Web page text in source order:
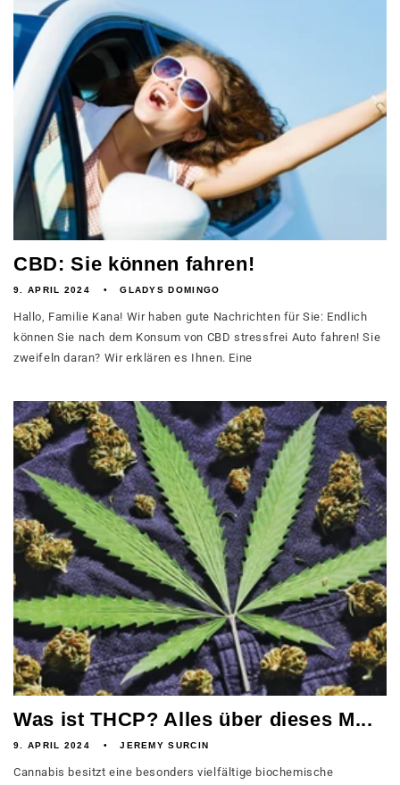
CBD: Sie können fahren!
9. APRIL 2024 GLADYS DOMINGO
Hallo, Familie Kana! Wir haben gute Nachrichten für Sie: Endlich
können Sie nach dem Konsum von CBD stressfrei Auto fahren! Sie
zweifeln daran? Wir erklären es Ihnen. Eine
Was ist THCP? Alles über dieses M...
9. APRIL 2024 JEREMY SURCIN
Cannabis besitzt eine besonders vielfältige biochemische